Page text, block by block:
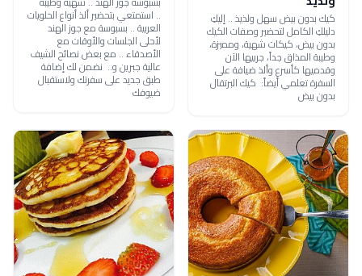
كيك بدون بيض سهل ولذيذ .. إليكِ
دليلكِ الكامل لتحضير وصفات الكيك
بدون بيض، كيكات شهية، ومميزة،
وطيبة المذاق جداً، جربيها الآن
وقدميها كأسرع وألذ ضيافة على
السفرة تعلمي أيضاً: كيك البرتقال
بدون بيض
.. استمتعي بتحضير ألذ أنواع الحلويات
العربية .. بسبوسة مع جوز الهند
لأحلى الجلسات والأوقات مع
الأصدقاء .. مع بعض نصائح الشيف
عالية جبرين و.. نضمن لك إضافة
طبق جديد على سفرتك ولاستقبال
ضيوفك